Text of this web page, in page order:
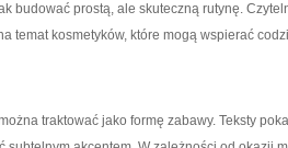
budować prostą, ale skuteczną rutynę.
temat kosmetyków, które mogą wspierać
traktować jako formę zabawy. Teksty